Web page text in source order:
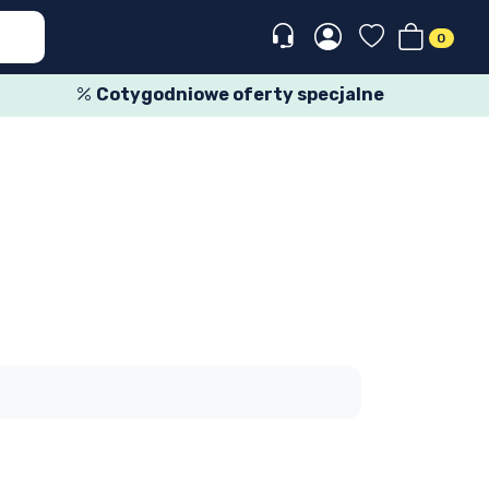
0
Cotygodniowe oferty specjalne